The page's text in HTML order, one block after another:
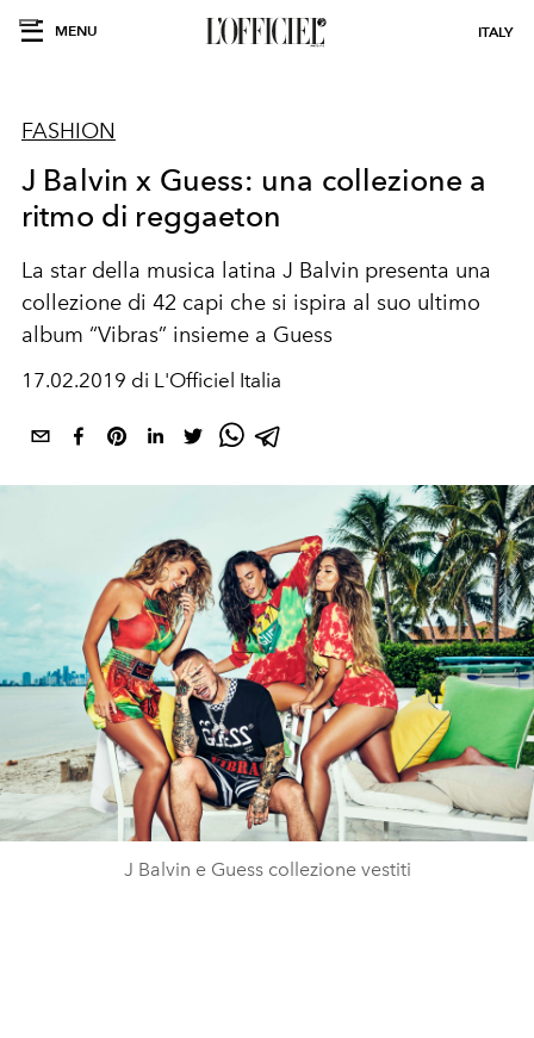
MENU ITALY
FASHION
J Balvin x Guess: una collezione a
ritmo di reggaeton
La star della musica latina J Balvin presenta una
collezione di 42 capi che si ispira al suo ultimo
album “Vibras” insieme a Guess
17.02.2019 di L'Officiel Italia
J Balvin e Guess collezione vestiti